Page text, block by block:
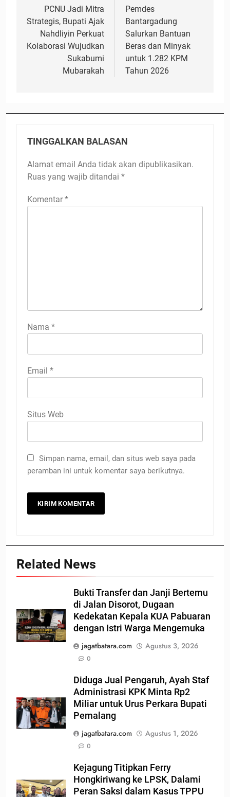
posPCNU Jadi Mitra
Strategis, Bupati Ajak
Nahdliyin Perkuat
Kolaborasi Wujudkan
Sukabumi
Mubarakah
Pemdes
Bantargadung
Salurkan Bantuan
Beras dan Minyak
untuk 1.282 KPM
Tahun 2026
TINGGALKAN BALASAN
Alamat email Anda tidak akan dipublikasikan.
Ruas yang wajib ditandai *
Komentar *
Nama *
Email *
Situs Web
Simpan nama, email, dan situs web saya pada
peramban ini untuk komentar saya berikutnya.
Related News
Bukti Transfer dan Janji Bertemu
di Jalan Disorot, Dugaan
Kedekatan Kepala KUA Pabuaran
dengan Istri Warga Mengemuka
jagatbatara.com
Agustus 3, 2026
0
Diduga Jual Pengaruh, Ayah Staf
Administrasi KPK Minta Rp2
Miliar untuk Urus Perkara Bupati
Pemalang
jagatbatara.com
Agustus 1, 2026
0
Kejagung Titipkan Ferry
Hongkiriwang ke LPSK, Dalami
Peran Saksi dalam Kasus TPPU